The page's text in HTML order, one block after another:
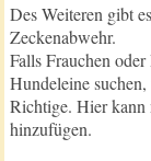
Des Weiteren gibt
Zeckenabwehr.
Falls Frauchen
Hundeleine
Richtige. Hier kann
hinzufügen.